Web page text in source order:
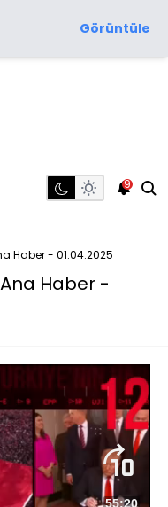
Görüntüle
9
Haber - 01.04.2025
Haber -
Toplam
55:20